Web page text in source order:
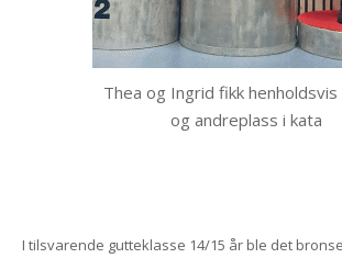
Thea og Ingrid fikk
og andreplass i kata
I tilsvarende gutteklasse 14/15 år ble det